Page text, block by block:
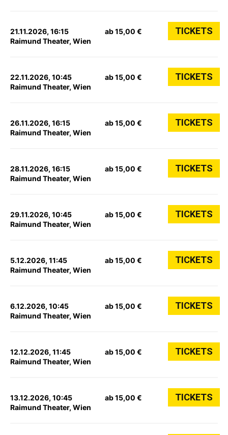
21.11.2026, 16:15
Raimund Theater, Wien
ab 15,00 € TICKETS
22.11.2026, 10:45
Raimund Theater, Wien
ab 15,00 € TICKETS
26.11.2026, 16:15
Raimund Theater, Wien
ab 15,00 € TICKETS
28.11.2026, 16:15
Raimund Theater, Wien
ab 15,00 € TICKETS
29.11.2026, 10:45
Raimund Theater, Wien
ab 15,00 € TICKETS
5.12.2026, 11:45
Raimund Theater, Wien
ab 15,00 € TICKETS
6.12.2026, 10:45
Raimund Theater, Wien
ab 15,00 € TICKETS
12.12.2026, 11:45
Raimund Theater, Wien
ab 15,00 € TICKETS
13.12.2026, 10:45
Raimund Theater, Wien
ab 15,00 € TICKETS